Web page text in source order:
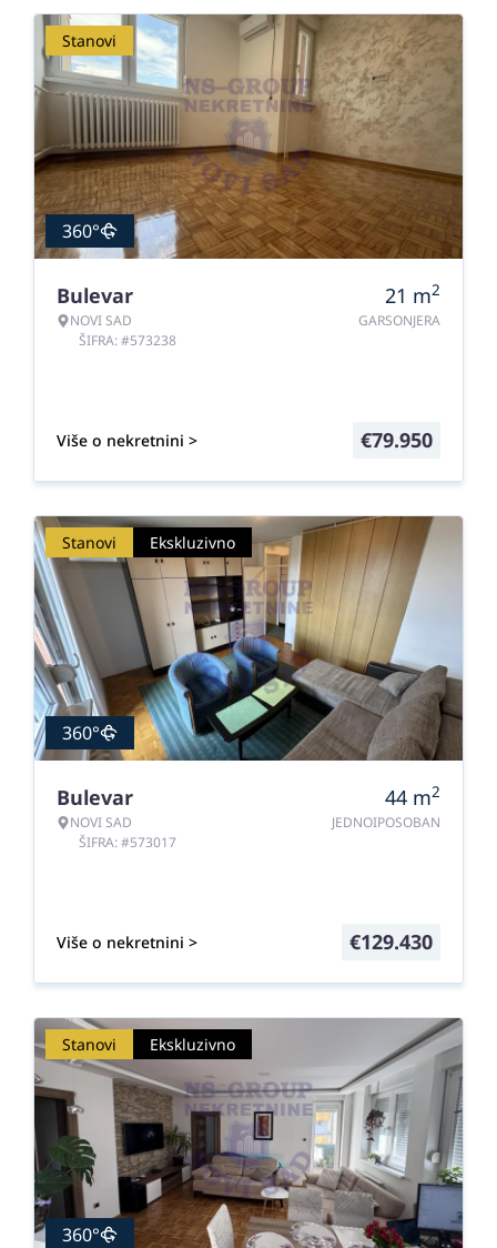
Stanovi
360°
Bulevar
NOVI SAD
ŠIFRA: #573238
21 m2
GARSONJERA
Više o nekretnini > €79.950
Stanovi Ekskluzivno
360°
Bulevar
NOVI SAD
ŠIFRA: #573017
44 m2
JEDNOIPOSOBAN
Više o nekretnini > €129.430
Stanovi Ekskluzivno
360°